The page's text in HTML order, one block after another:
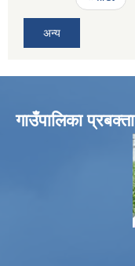
अन्य
गाउँपालिका प्रबक्ता